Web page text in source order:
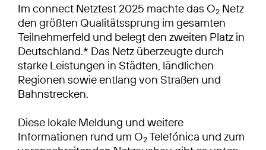
Im connect Netztest 2025 machte das O2 Netz
den größten Qualitätssprung im gesamten
Teilnehmerfeld und belegt den zweiten Platz in
Deutschland.* Das Netz überzeugte durch
starke Leistungen in Städten, ländlichen
Regionen sowie entlang von Straßen und
Bahnstrecken.
Diese lokale Meldung und weitere
Informationen rund um O2Telefónica und zum